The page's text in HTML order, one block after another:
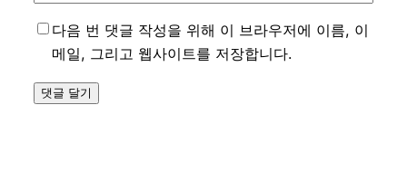
다음 번 댓글 작성을 위해 이 브라우저에 이름, 이
메일, 그리고 웹사이트를 저장합니다.